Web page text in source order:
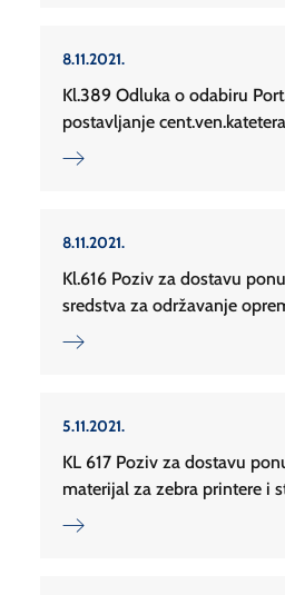
8.11.2021.
Kl.389 Odluka o odabiru
postavljanje cent.ven.katetera
8.11.2021.
Kl.616 Poziv za dostavu
sredstva za održavanje
5.11.2021.
KL 617 Poziv za dostavu
materijal za zebra printere i